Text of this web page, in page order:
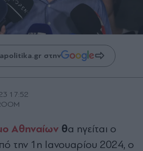
στην
17:52
Αθηναίων θα ηγείται ο
την 1η Ιανουαρίου 2024, ο